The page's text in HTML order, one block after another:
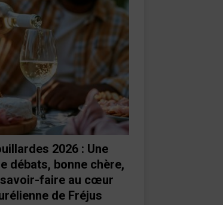
2026 : Une
débats, bonne chère,
faire au cœur
de Fréjus